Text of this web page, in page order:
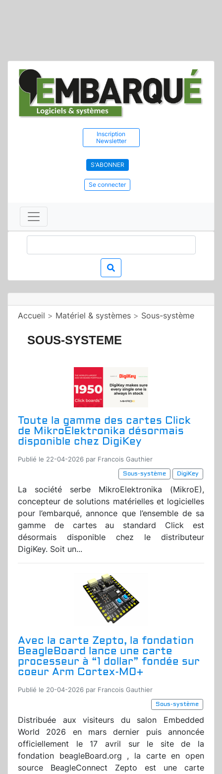
Inscription
Newsletter
S'ABONNER
Se connecter
Accueil > Matériel & systèmes > Sous-système
SOUS-SYSTEME
Toute la gamme des cartes Click
de MikroElektronika désormais
disponible chez DigiKey
Publié le 22-04-2026 par Francois Gauthier
Sous-système
DigiKey
La société serbe MikroElektronika (MikroE),
concepteur de solutions matérielles et logicielles
pour l’embarqué, annonce que l’ensemble de sa
gamme de cartes au standard Click est
désormais disponible chez le distributeur
DigiKey. Soit un...
Avec la carte Zepto, la fondation
BeagleBoard lance une carte
processeur à “1 dollar” fondée sur
coeur Arm Cortex-M0+
Publié le 20-04-2026 par Francois Gauthier
Sous-système
Distribuée aux visiteurs du salon Embedded
World 2026 en mars dernier puis annoncée
officiellement le 17 avril sur le site de la
fondation beagleBoard.org , la carte en open
source BeagleConnect Zepto est une carte